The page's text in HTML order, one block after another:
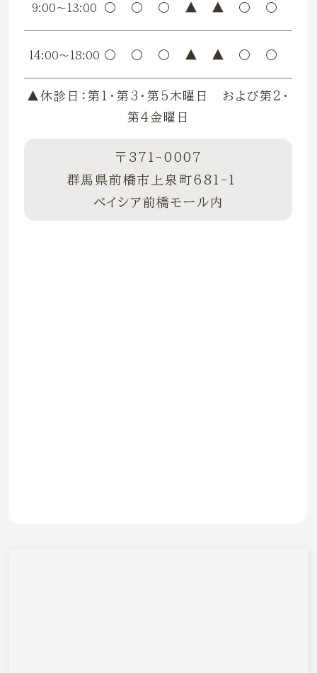
9:00〜13:00 〇 〇 〇 ▲ ▲ 〇 〇
14:00〜18:00 〇 〇 〇 ▲ ▲ 〇 〇
▲休診日：第1・第3・第5木曜日 および第2・
第4金曜日
〒371-0007
群馬県前橋市上泉町681-1
ベイシア前橋モール内